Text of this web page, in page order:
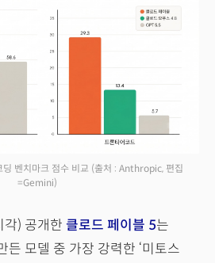
벤치마크 점수 비교 (출처 : Anthropic, 편집
=Gemini)
각) 공개한 클로드 페이블 5는
든 모델 중 가장 강력한 ‘미토스